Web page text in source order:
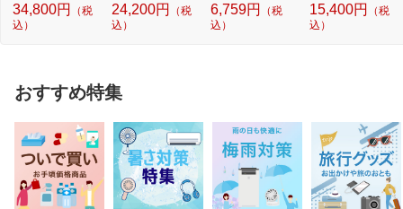
34,800円
（税
込）
24,200円
（税
込）
6,759円
（税
込）
15,400円
（税
込）
おすすめ特集